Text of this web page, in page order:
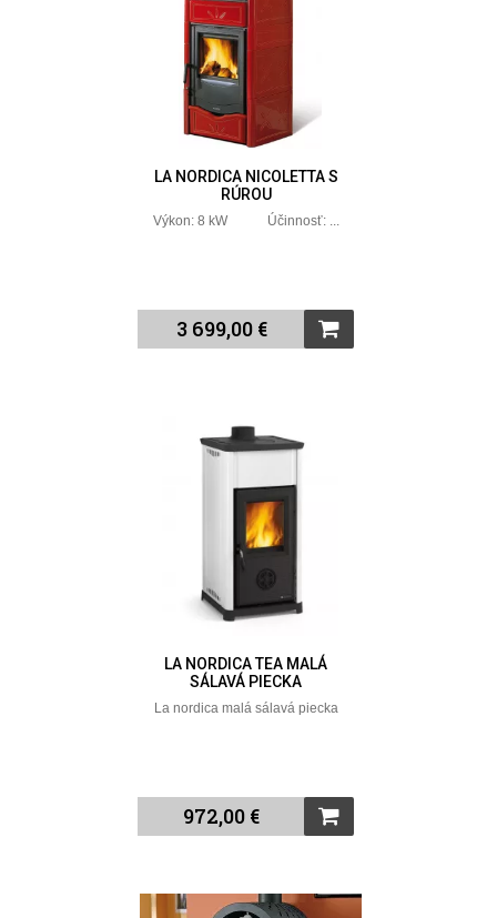
LA NORDICA NICOLETTA S
RÚROU
Výkon: 8 kW Účinnosť: ...
3 699,00 €
LA NORDICA TEA MALÁ
SÁLAVÁ PIECKA
La nordica malá sálavá piecka
972,00 €